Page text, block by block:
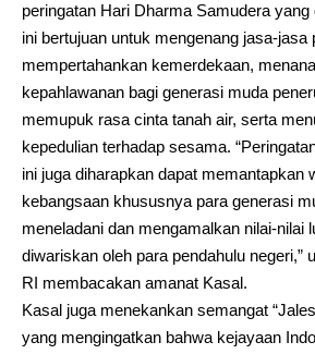
peringatan Hari Dharma Samudera yang
ini bertujuan untuk mengenang jasa-jasa
mempertahankan kemerdekaan,
kepahlawanan bagi generasi muda
memupuk rasa cinta tanah air, serta
kepedulian terhadap sesama.
ini juga diharapkan dapat memantapkan
kebangsaan khususnya para generasi
meneladani dan mengamalkan nilai-nilai
diwariskan oleh para pendahulu negeri,”
RI membacakan amanat Kasal.
Kasal juga menekankan semangat
yang mengingatkan bahwa kejayaan